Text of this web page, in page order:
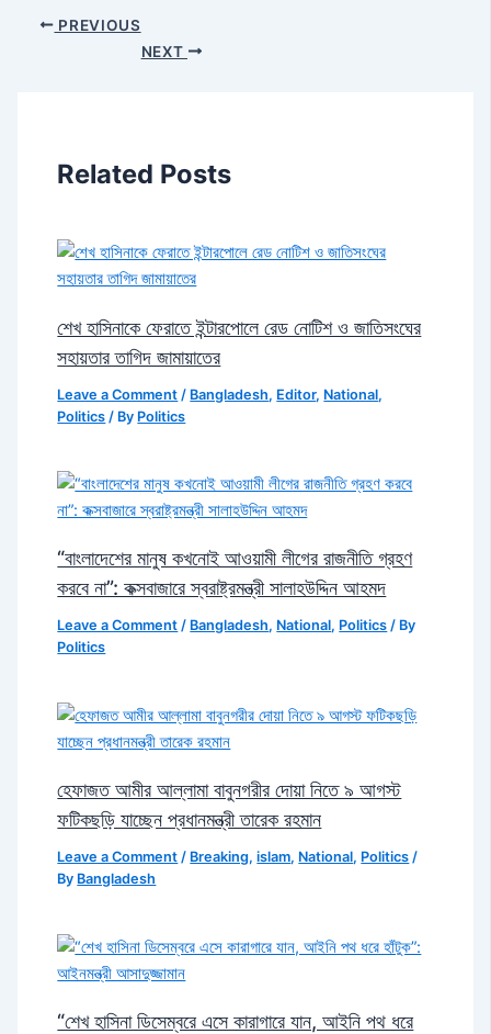
PREVIOUS
NEXT
Related Posts
শেখ হাসিনাকে ফেরাতে ইন্টারপোলে রেড নোটিশ ও জাতিসংঘের
সহায়তার তাগিদ জামায়াতের
Leave a Comment / Bangladesh, Editor, National,
Politics / By Politics
“বাংলাদেশের মানুষ কখনোই আওয়ামী লীগের রাজনীতি গ্রহণ
করবে না”: কক্সবাজারে স্বরাষ্ট্রমন্ত্রী সালাহউদ্দিন আহমদ
Leave a Comment / Bangladesh, National, Politics / By
Politics
হেফাজত আমীর আল্লামা বাবুনগরীর দোয়া নিতে ৯ আগস্ট
ফটিকছড়ি যাচ্ছেন প্রধানমন্ত্রী তারেক রহমান
Leave a Comment / Breaking,islam, National, Politics /
By Bangladesh
“শেখ হাসিনা ডিসেম্বরে এসে কারাগারে যান, আইনি পথ ধরে